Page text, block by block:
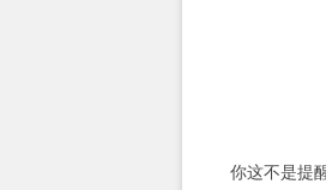
你这不是提